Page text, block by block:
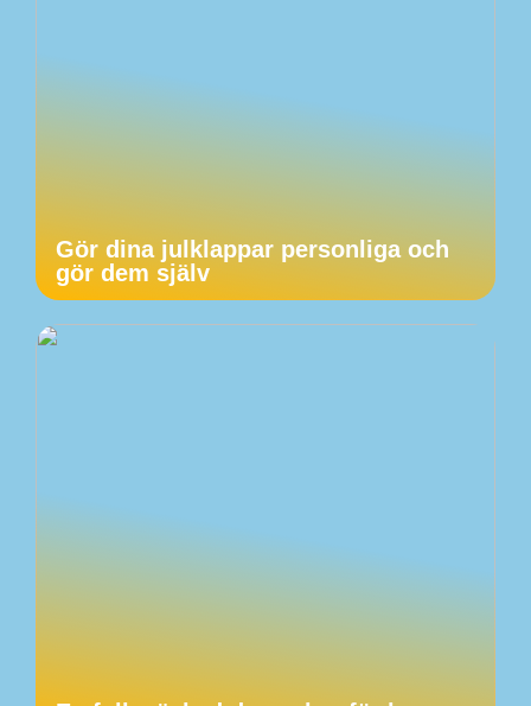
Gör dina julklappar personliga och
gör dem själv